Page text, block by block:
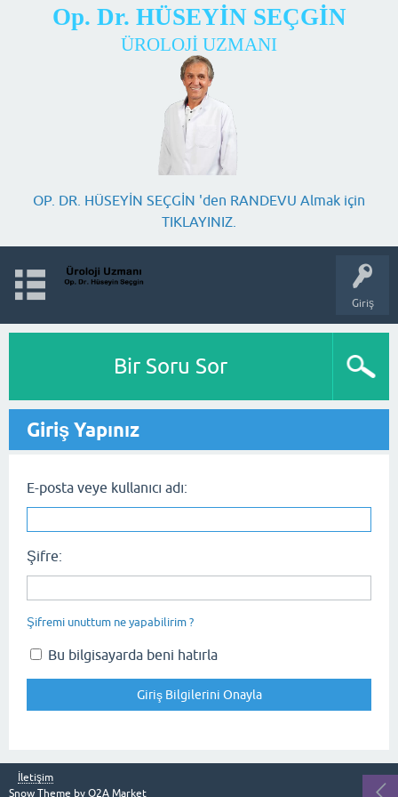
Op. Dr. HÜSEYİN SEÇGİN
ÜROLOJİ UZMANI
OP. DR. HÜSEYİN SEÇGİN 'den RANDEVU Almak için
TIKLAYINIZ.
Giriş
Bir Soru Sor
Giriş Yapınız
E-posta veye kullanıcı adı:
Şifre:
Şifremi unuttum ne yapabilirim ?
Bu bilgisayarda beni hatırla
İletişim
Snow Theme by Q2A Market